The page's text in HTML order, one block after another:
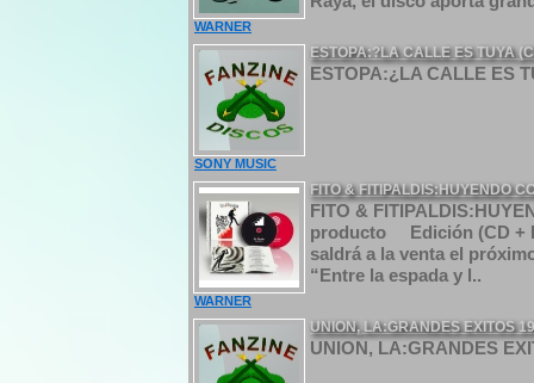
WARNER
ESTOPA:?LA CALLE ES TUYA
ESTOPA:¿LA CALLE ES
SONY MUSIC
FITO & FITIPALDIS:HUYENDO
FITO &
producto Edición (CD +
saldrá a la venta el
“Entre la espada y l..
WARNER
UNION, LA:GRANDES EXITOS
UNION, LA:GRANDES